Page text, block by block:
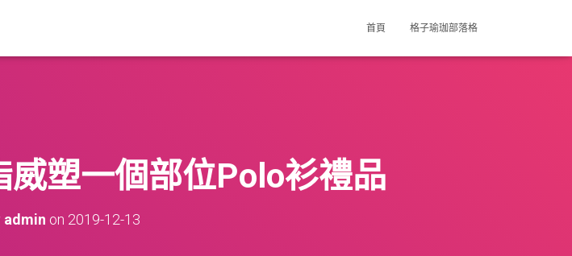
首頁 格子瑜珈部落格
塑一個部位Polo衫禮品
admin on 2019-12-13